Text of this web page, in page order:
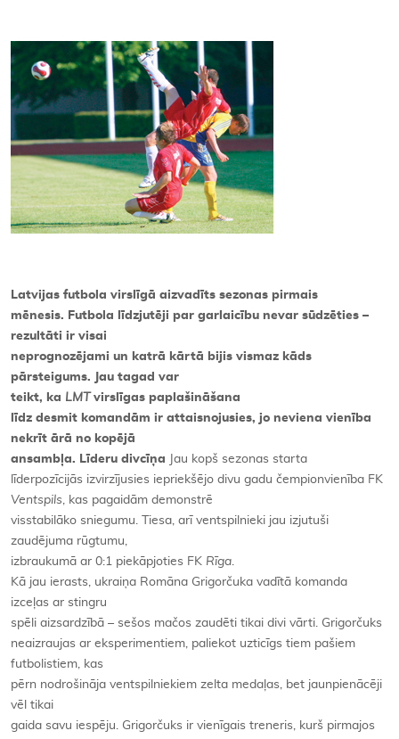
Latvijas futbola virslīgā aizvadīts sezonas pirmais
mēnesis. Futbola līdzjutēji par garlaicību nevar sūdzēties –
rezultāti ir visai
neprognozējami un katrā kārtā bijis vismaz kāds
pārsteigums. Jau tagad var
teikt, ka LMT virslīgas paplašināšana
līdz desmit komandām ir attaisnojusies, jo neviena vienība
nekrīt ārā no kopējā
ansambļa. Līderu divcīņa Jau kopš sezonas starta
līderpozīcijās izvirzījusies iepriekšējo divu gadu čempionvienība FK
Ventspils, kas pagaidām demonstrē
visstabilāko sniegumu. Tiesa, arī ventspilnieki jau izjutuši
zaudējuma rūgtumu,
izbraukumā ar 0:1 piekāpjoties FK Rīga.
Kā jau ierasts, ukraiņa Romāna Grigorčuka vadītā komanda
izceļas ar stingru
spēli aizsardzībā – sešos mačos zaudēti tikai divi vārti. Grigorčuks
neaizraujas ar eksperimentiem, paliekot uzticīgs tiem pašiem
futbolistiem, kas
pērn nodrošināja ventspilniekiem zelta medaļas, bet jaunpienācēji
vēl tikai
gaida savu iespēju. Grigorčuks ir vienīgais treneris, kurš pirmajos